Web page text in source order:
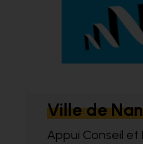
Ville de
Appui Conseil et